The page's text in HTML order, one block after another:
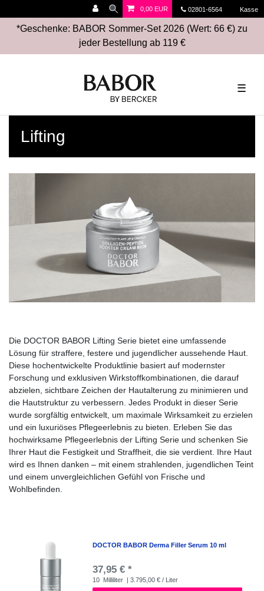
02801-6564 Kasse
0,00 EUR
*Geschenke: BABOR Sommer-Set 2026 (Wert: 66 €) zu
jeder Bestellung ab 119 €
☰
Lifting
Die DOCTOR BABOR Lifting Serie bietet eine umfassende
Lösung für straffere, festere und jugendlicher aussehende Haut.
Diese hochentwickelte Produktlinie basiert auf modernster
Forschung und exklusiven Wirkstoffkombinationen, die darauf
abzielen, sichtbare Zeichen der Hautalterung zu minimieren und
die Hautstruktur zu verbessern. Jedes Produkt in dieser Serie
wurde sorgfältig entwickelt, um maximale Wirksamkeit zu erzielen
und ein luxuriöses Pflegeerlebnis zu bieten. Erleben Sie das
hochwirksame Pflegeerlebnis der Lifting Serie und schenken Sie
Ihrer Haut die Festigkeit und Straffheit, die sie verdient. Ihre Haut
wird es Ihnen danken – mit einem strahlenden, jugendlichen Teint
und einem unvergleichlichen Gefühl von Frische und
Wohlbefinden.
DOCTOR BABOR Derma Filler Serum 10 ml
37,95 € *
10 Milliliter | 3.795,00 € / Liter